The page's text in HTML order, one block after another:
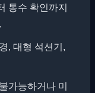
통수 확인까지
, 대형 석션기,
가능하거나 미